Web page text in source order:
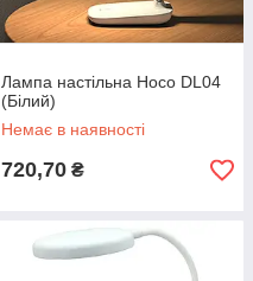
Лампа настільна Hoco DL04
(Білий)
Немає в наявності
720,70 ₴